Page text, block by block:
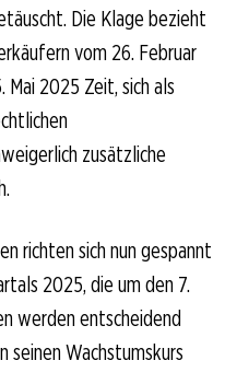
Die Klage bezieht
vom 26. Februar
2025 Zeit, sich als
zusätzliche
richten sich nun gespannt
2025, die um den 7.
werden entscheidend
seinen Wachstumskurs